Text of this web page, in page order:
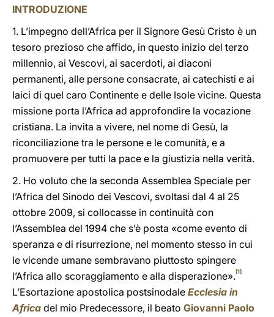
INTRODUZIONE
1. L’impegno dell’Africa per il Signore Gesù Cristo è un
tesoro prezioso che affido, in questo inizio del terzo
millennio, ai Vescovi, ai sacerdoti, ai diaconi
permanenti, alle persone consacrate, ai catechisti e ai
laici di quel caro Continente e delle Isole vicine. Questa
missione porta l’Africa ad approfondire la vocazione
cristiana. La invita a vivere, nel nome di Gesù, la
riconciliazione tra le persone e le comunità, e a
promuovere per tutti la pace e la giustizia nella verità.
2. Ho voluto che la seconda Assemblea Speciale per
l’Africa del Sinodo dei Vescovi, svoltasi dal 4 al 25
ottobre 2009, si collocasse in continuità con
l’Assemblea del 1994 che s’è posta «come evento di
speranza e di risurrezione, nel momento stesso in cui
le vicende umane sembravano piuttosto spingere
l’Africa allo scoraggiamento e alla disperazione».[1]
L’Esortazione apostolica postsinodale Ecclesia in
Africa del mio Predecessore, il beato Giovanni Paolo